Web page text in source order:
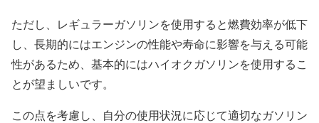
ただし、レギュラーガソリンを使用すると燃費効率が低下
し、長期的にはエンジンの性能や寿命に影響を与える可能
性があるため、基本的にはハイオクガソリンを使用するこ
とが望ましいです。
この点を考慮し、自分の使用状況に応じて適切なガソリン